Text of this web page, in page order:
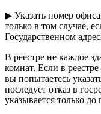
▶ Указать номер
только в том случае,
Государственном
В реестре не каждое
комнат. Если в
вы попытаетесь
последует отказ в
указывается только